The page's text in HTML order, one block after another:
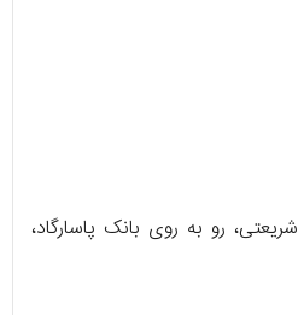
شریعتی، رو به روی بانک پاسارگاد،